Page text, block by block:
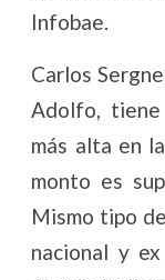
Infobae.
Carlos
Adolfo,
más alta en
monto es
Mismo tipo
nacional y